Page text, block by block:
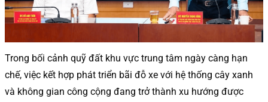
Trong bối cảnh quỹ đất khu vực trung tâm ngày càng hạn
chế, việc kết hợp phát triển bãi đỗ xe với hệ thống cây xanh
và không gian công cộng đang trở thành xu hướng được